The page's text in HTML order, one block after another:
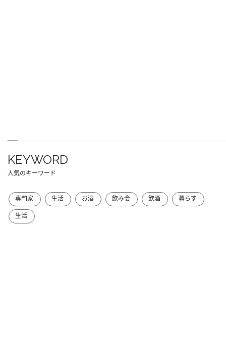
KEYWORD
人気のキーワード
専門家 生活 お酒 飲み会 飲酒
暮らす
生活